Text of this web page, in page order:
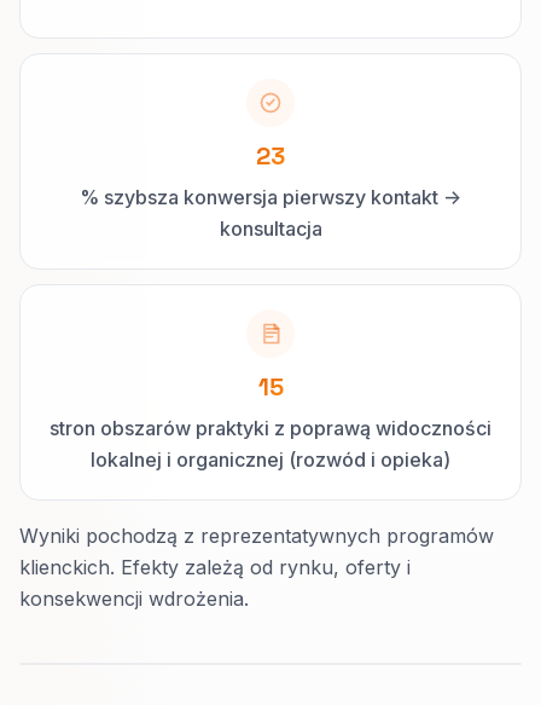
23
% szybsza konwersja pierwszy kontakt ->
konsultacja
15
stron obszarów praktyki z poprawą widoczności
lokalnej i organicznej (rozwód i opieka)
Wyniki pochodzą z reprezentatywnych programów
klienckich. Efekty zależą od rynku, oferty i
konsekwencji wdrożenia.